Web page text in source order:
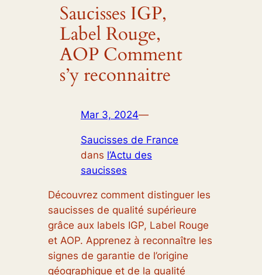
Saucisses IGP,
Label Rouge,
AOP Comment
s’y reconnaitre
Mar 3, 2024—
Saucisses de France
dans l’Actu des
saucisses
Découvrez comment distinguer les
saucisses de qualité supérieure
grâce aux labels IGP, Label Rouge
et AOP. Apprenez à reconnaître les
signes de garantie de l’origine
géographique et de la qualité